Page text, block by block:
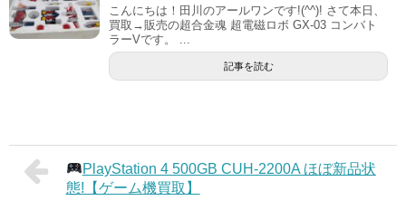
こんにちは！田川のアールワンです!(^^)! さて本日、
買取→販売の超合金魂 超電磁ロボ GX-03 コンバト
ラーVです。 ...
記事を読む
PlayStation 4 500GB CUH-2200A ほぼ新品状
態!【ゲーム機買取】